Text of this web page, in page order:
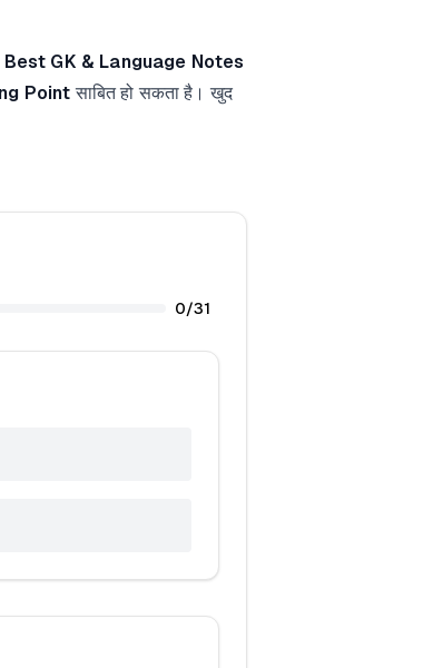
Best GK & Language Notes
Point साबित हो सकता है। खुद
0/31